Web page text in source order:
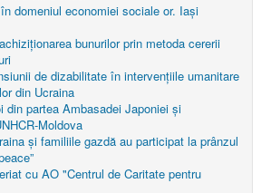
domeniul economiei sociale or. Iași
bunurilor prin metoda cererii
de dizabilitate în intervențiile umanitare
din Ucraina
din partea Ambasadei Japoniei și
Moldova
și familiile gazdă au participat la prânzul
cu AO "Centrul de Caritate pentru